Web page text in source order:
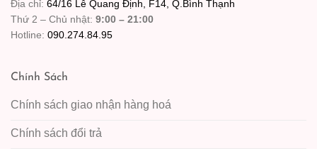
Địa chỉ: 64/16 Lê Quang Định, F14, Q.Bình Thạnh
Thứ 2 – Chủ nhật: 9:00 – 21:00
Hotline: 090.274.84.95
Chính Sách
Chính sách giao nhận hàng hoá
Chính sách đổi trả